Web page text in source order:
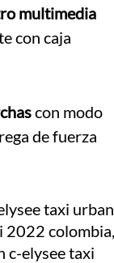
multimedia
con caja
con modo
de fuerza